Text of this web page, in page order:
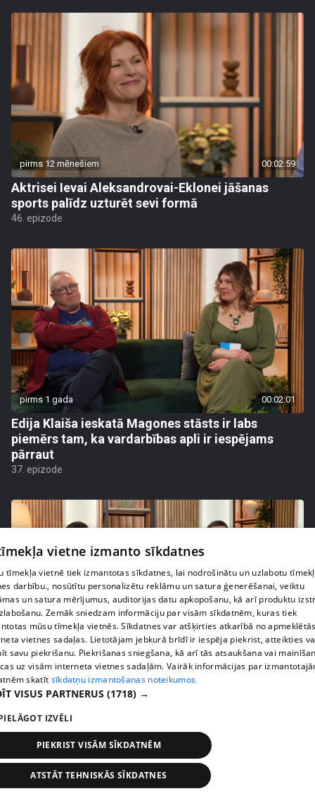
pirms 12 mēnešiem 00:02:59
Aktrisei Ievai Aleksandrovai-Eklonei jāšanas
sports palīdz uzturēt sevi formā
46. epizode
pirms 1 gada 00:02:01
Edija Klaiša ieskatā Magones stāsts ir labs
piemērs tam, ka vardarbības apli ir iespējams
pārraut
37. epizode
pirms 1 gada 00:02:21
Skola kā sabiedrības spogulis – Kalvāns aicina
vecākus uzticēties
vietne izmanto sīkdatnes
tīmekļa vietnē tiek izmantotas sīkdatnes, lai nodrošinātu un uzlabotu
darbību., nosūtītu personalizētu reklāmu un satura ģenerēšanai, veiktu
un satura mērījumus, auditorijas datu apkopošanu, kā arī produktu
Zemāk sniedzam informāciju par visām sīkdatnēm, kuras tiek
mūsu tīmekļa vietnēs. Sīkdatnes var atšķirties atkarībā no
vietnes sadaļas. Lietotājam jebkurā brīdī ir iespēja piekrist, atteikties
savu piekrišanu. Piekrišanas sniegšana, kā arī tās atsaukšana vai
uz visām interneta vietnes sadaļām. Vairāk informācijas par
skatīt sīkdatņu izmantošanas noteikumos.
VISUS PARTNERUS (1718) →
IZVĒLI
PIEKRIST VISĀM SĪKDATNĒM
ATSTĀT TEHNISKĀS SĪKDATNES